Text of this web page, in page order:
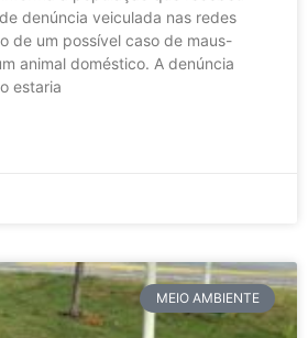
denúncia veiculada nas redes
de um possível caso de maus-
animal doméstico. A denúncia
estaria
MEIO AMBIENTE